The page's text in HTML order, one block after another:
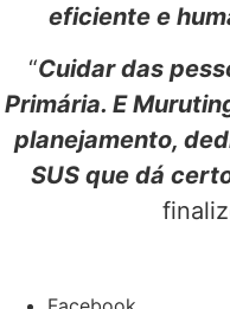
eficiente e
“Cuidar das
Primária. E
planejamento,
SUS que dá